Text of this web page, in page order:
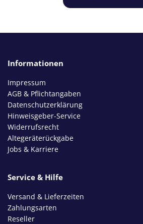
Informationen
Impressum
AGB & Pflichtangaben
Datenschutzerklärung
Hinweisgeber-Service
Widerrufsrecht
Altegeräterückgabe
Jobs & Karriere
Service & Hilfe
Versand & Lieferzeiten
Zahlungsarten
Reseller